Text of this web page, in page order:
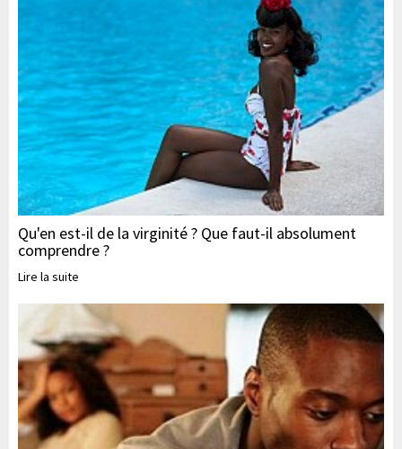
Qu'en est-il de la virginité ? Que faut-il absolument
comprendre ?
Lire la suite